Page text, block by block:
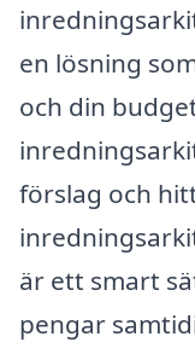
en lösning
och din
förslag och
är ett smart
pengar